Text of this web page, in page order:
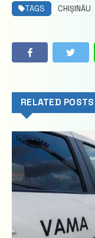
TAGS CHIȘINĂU
RELATED POSTS